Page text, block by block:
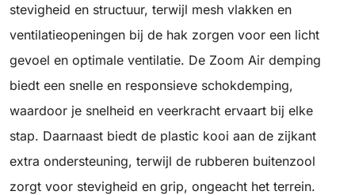
stevigheid en structuur, terwijl mesh vlakken en
ventilatieopeningen bij de hak zorgen voor een licht
gevoel en optimale ventilatie. De Zoom Air demping
biedt een snelle en responsieve schokdemping,
waardoor je snelheid en veerkracht ervaart bij elke
stap. Daarnaast biedt de plastic kooi aan de zijkant
extra ondersteuning, terwijl de rubberen buitenzool
zorgt voor stevigheid en grip, ongeacht het terrein.